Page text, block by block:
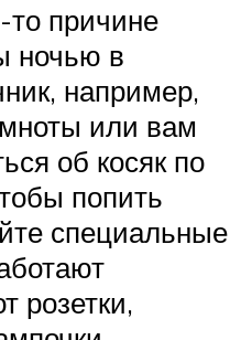
то причине
ночью в
например,
или вам
об косяк по
попить
специальные
розетки,